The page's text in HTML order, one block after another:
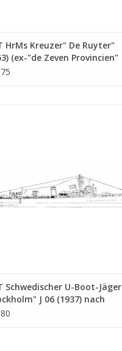
HrMs Kreuzer" De Ruyter"
(ex-"de Zeven Provincien"
- Bauzeichnung Maßstab
Schwedischer U-Boot-Jäger
J 06 (1937) nach
(1951) - Bauzeichnung